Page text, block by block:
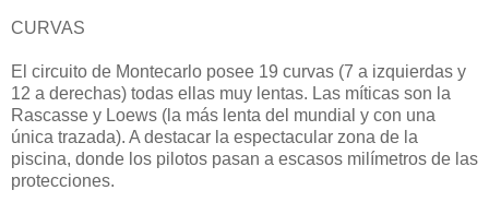
CURVAS
El circuito de Montecarlo posee 19 curvas (7 a izquierdas y
12 a derechas) todas ellas muy lentas. Las míticas son la
Rascasse y Loews (la más lenta del mundial y con una
única trazada). A destacar la espectacular zona de la
piscina, donde los pilotos pasan a escasos milímetros de las
protecciones.